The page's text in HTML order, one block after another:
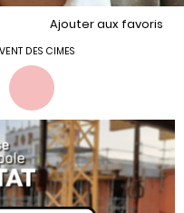
DES CIMES
Ajouter aux favoris